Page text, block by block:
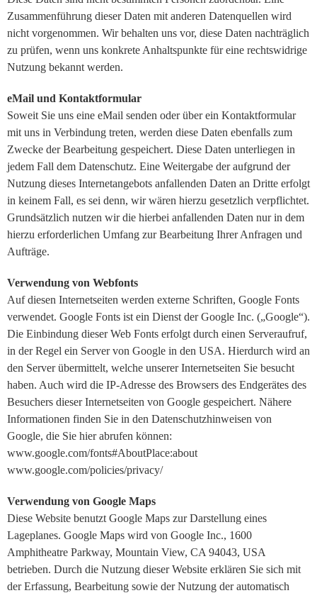
Zusammenführung dieser Daten mit anderen Datenquellen wird
nicht vorgenommen. Wir behalten uns vor, diese Daten nachträglich
zu prüfen, wenn uns konkrete Anhaltspunkte für eine rechtswidrige
Nutzung bekannt werden.
eMail und Kontaktformular
Soweit Sie uns eine eMail senden oder über ein Kontaktformular
mit uns in Verbindung treten, werden diese Daten ebenfalls zum
Zwecke der Bearbeitung gespeichert. Diese Daten unterliegen in
jedem Fall dem Datenschutz. Eine Weitergabe der aufgrund der
Nutzung dieses Internetangebots anfallenden Daten an Dritte erfolgt
in keinem Fall, es sei denn, wir wären hierzu gesetzlich verpflichtet.
Grundsätzlich nutzen wir die hierbei anfallenden Daten nur in dem
hierzu erforderlichen Umfang zur Bearbeitung Ihrer Anfragen und
Aufträge.
Verwendung von Webfonts
Auf diesen Internetseiten werden externe Schriften, Google Fonts
verwendet. Google Fonts ist ein Dienst der Google Inc. („Google“).
Die Einbindung dieser Web Fonts erfolgt durch einen Serveraufruf,
in der Regel ein Server von Google in den USA. Hierdurch wird an
den Server übermittelt, welche unserer Internetseiten Sie besucht
haben. Auch wird die IP-Adresse des Browsers des Endgerätes des
Besuchers dieser Internetseiten von Google gespeichert. Nähere
Informationen finden Sie in den Datenschutzhinweisen von
Google, die Sie hier abrufen können:
www.google.com/fonts#AboutPlace:about
www.google.com/policies/privacy/
Verwendung von Google Maps
Diese Website benutzt Google Maps zur Darstellung eines
Lageplanes. Google Maps wird von Google Inc., 1600
Amphitheatre Parkway, Mountain View, CA 94043, USA
betrieben. Durch die Nutzung dieser Website erklären Sie sich mit
der Erfassung, Bearbeitung sowie der Nutzung der automatisch